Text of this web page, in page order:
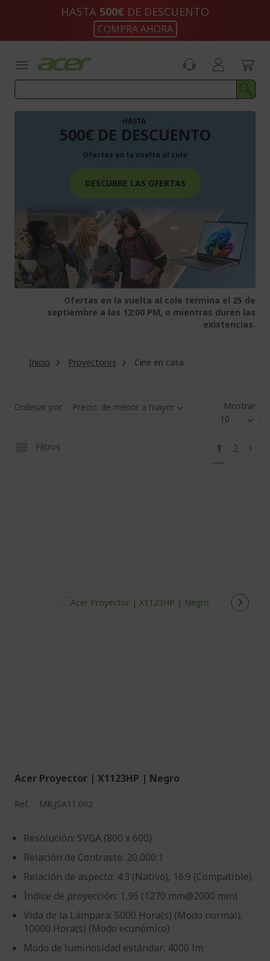
HASTA 500€ DE DESCUENTO
COMPRA AHORA
HASTA
500€ DE DESCUENTO
Ofertas en la vuelta al cole
DESCUBRE LAS OFERTAS
Ofertas en la vuelta al cole termina el 25 de
septiembre a las 12:00 PM, o mientras duren las
existencias.
Inicio Proyectores Cine en casa
Ordenar por Mostrar
Filtros
estás
1 Página
2
Acer Proyector | X1123HP | Negro
Ref. MR.JSA11.002
Resolución: SVGA (800 x 600)
Relación de Contraste: 20,000:1
Relación de aspecto: 4:3 (Nativo), 16:9 (Compatible)
Índice de proyección: 1,96 (1270 mm@2000 mm)
Vida de la Lámpara: 5000 Hora(s) (Modo normal);
10000 Hora(s) (Modo económico)
Modo de luminosidad estándar: 4000 lm